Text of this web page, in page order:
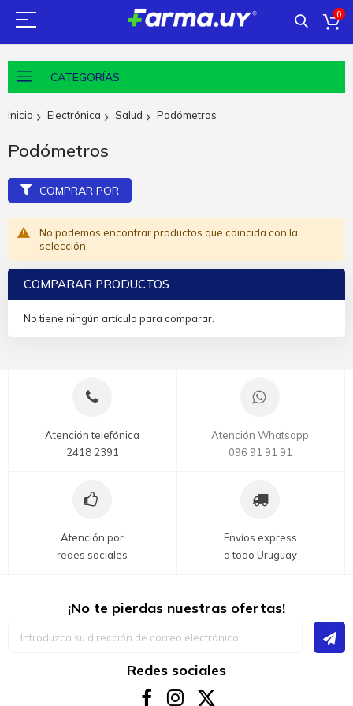
0
CATEGORÍAS
Inicio Electrónica Salud Podómetros
Podómetros
No podemos encontrar productos que coincida con la
selección.
COMPRAR POR
COMPARAR PRODUCTOS
No tiene ningún artículo para comparar.
Atención telefónica
2418 2391
Atención Whatsapp
096 91 91 91
Atención por
redes sociales
Envíos express
a todo Uruguay
¡No te pierdas nuestras ofertas!
Redes sociales